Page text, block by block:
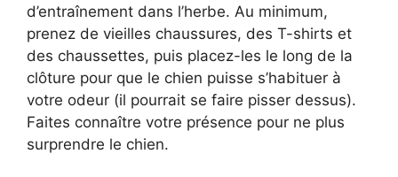
d’entraînement dans l’herbe. Au minimum,
prenez de vieilles chaussures, des T-shirts et
des chaussettes, puis placez-les le long de la
clôture pour que le chien puisse s’habituer à
votre odeur (il pourrait se faire pisser dessus).
Faites connaître votre présence pour ne plus
surprendre le chien.